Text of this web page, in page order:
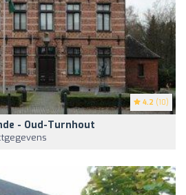
4.2 (10)
- Oud-Turnhout